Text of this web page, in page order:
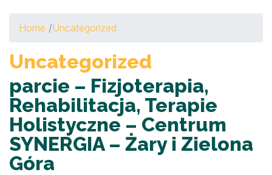
Home /Uncategorized
Uncategorized
parcie – Fizjoterapia,
Rehabilitacja, Terapie
Holistyczne – Centrum
SYNERGIA – Żary i Zielona
Góra